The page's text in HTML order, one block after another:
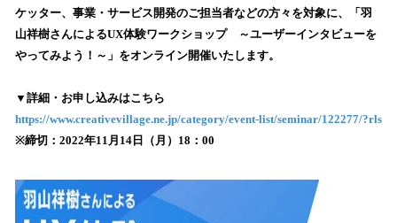
を
読
込
中
で
す
ケッター、事業・サービス開発のご担当者などの方々を対象に、「羽
山祥樹さんによるUX体験ワークショップ ～ユーザーインタビューを
やってみよう！～」をオンライン開催いたします。
▼詳細・お申し込みはこちら
https://www.creativevillage.ne.jp/category/event-list/seminar/122277/?rls
※締切：2022年11月14日（月）18：00